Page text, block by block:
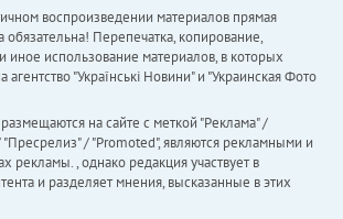
воспроизведении материалов прямая
обязательна! Перепечатка, копирование,
иное использование материалов, в которых
агентство "Українськi Новини" и "Украинская Фото
на сайте с меткой "Реклама" /
/ "Promoted", являются рекламными и
рекламы. , однако редакция участвует в
и разделяет мнения, высказанные в этих